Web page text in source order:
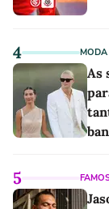
4 MODA
As
5